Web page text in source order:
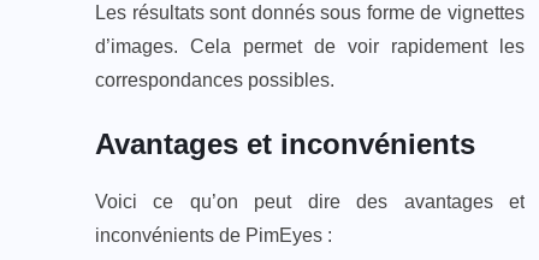
Les résultats sont donnés sous forme de vignettes
d’images. Cela permet de voir rapidement les
correspondances possibles.
Avantages et inconvénients
Voici ce qu’on peut dire des avantages et
inconvénients de PimEyes :